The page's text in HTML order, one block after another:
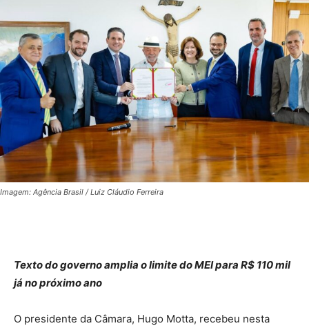
Imagem: Agência Brasil / Luiz Cláudio Ferreira
Texto do governo amplia o limite do MEI para R$ 110 mil
já no próximo ano
O presidente da Câmara, Hugo Motta, recebeu nesta